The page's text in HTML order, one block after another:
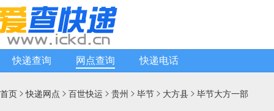
快递查询 网点查询 快递电话
首页 快递网点  百世快运  贵州  毕节  大方县  毕节大方一部